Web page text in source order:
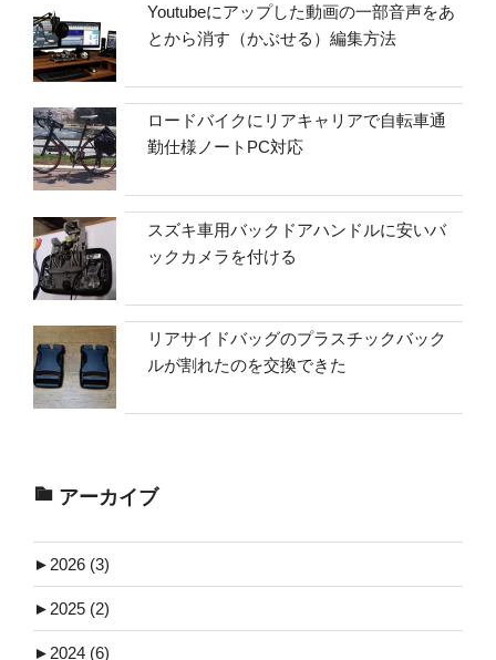
Youtubeにアップした動画の一部音声をあ
とから消す（かぶせる）編集方法
ロードバイクにリアキャリアで自転車通
勤仕様ノートPC対応
スズキ車用バックドアハンドルに安いバ
ックカメラを付ける
リアサイドバッグのプラスチックバック
ルが割れたのを交換できた
アーカイブ
► 2026 (3)
► 2025 (2)
► 2024 (6)